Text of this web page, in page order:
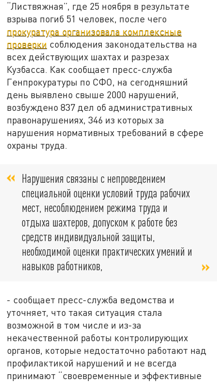
“Листвяжная”, где 25 ноября в результате
взрыва погиб 51 человек, после чего
прокуратура организовала комплексные
проверки соблюдения законодательства на
всех действующих шахтах и разрезах
Кузбасса. Как сообщает пресс-служба
Генпрокуратуры по СФО, на сегодняшний
день выявлено свыше 2000 нарушений,
возбуждено 837 дел об административных
правонарушениях, 346 из которых за
нарушения нормативных требований в сфере
охраны труда.
Нарушения связаны с непроведением
специальной оценки условий труда рабочих
мест, несоблюдением режима труда и
отдыха шахтеров, допуском к работе без
средств индивидуальной защиты,
необходимой оценки практических умений и
навыков работников,
- сообщает пресс-служба ведомства и
уточняет, что такая ситуация стала
возможной в том числе и из-за
некачественной работы контролирующих
органов, которые недостаточно работают над
профилактикой нарушений и не всегда
принимают “своевременные и эффективные